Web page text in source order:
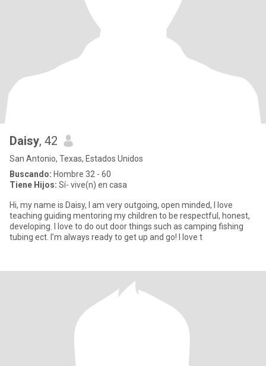
Daisy, 42
San Antonio, Texas, Estados Unidos
Buscando: Hombre 32 - 60
Tiene Hijos: Sí- vive(n) en casa
Hi, my name is Daisy, I am very outgoing, open minded, I love
teaching guiding mentoring my children to be respectful, honest,
developing. I love to do out door things such as camping fishing
tubing ect. I’m always ready to get up and go! I love t